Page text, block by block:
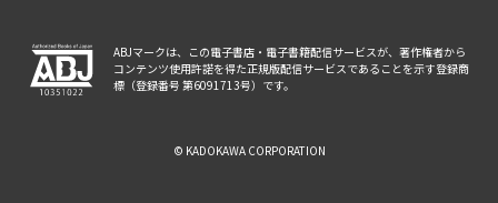
ABJマークは、この電子書店・電子書籍配信サービスが、著作権者から
コンテンツ使用許諾を得た正規版配信サービスであることを示す登録商
標（登録番号 第6091713号）です。
© KADOKAWA CORPORATION